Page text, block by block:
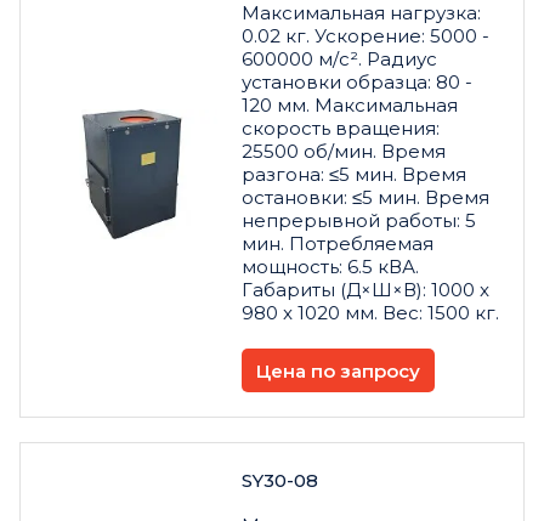
Максимальная нагрузка:
0.02 кг. Ускорение: 5000 -
600000 м/с². Радиус
установки образца: 80 -
120 мм. Максимальная
скорость вращения:
25500 об/мин. Время
разгона: ≤5 мин. Время
остановки: ≤5 мин. Время
непрерывной работы: 5
мин. Потребляемая
мощность: 6.5 кВА.
Габариты (Д×Ш×В): 1000 x
980 x 1020 мм. Вес: 1500 кг.
Цена по запросу
SY30-08